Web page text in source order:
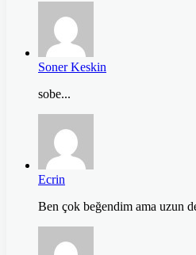
Soner Keskin
sobe...
Ecrin
Ben çok beğendim ama uzun